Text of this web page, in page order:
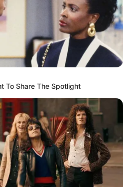
adalah Korea, namun ia juga ingin
Jerman.
(mi hitam China) daripada Zhampon
To Share The Spotlight